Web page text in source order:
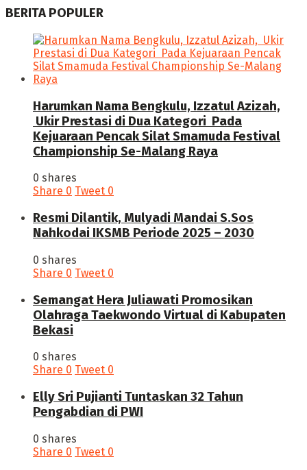
BERITA POPULER
Harumkan Nama Bengkulu, Izzatul Azizah,
Ukir Prestasi di Dua Kategori Pada
Kejuaraan Pencak Silat Smamuda Festival
Championship Se-Malang Raya
0 shares
Share 0 Tweet 0
Resmi Dilantik, Mulyadi Mandai S.Sos
Nahkodai IKSMB Periode 2025 – 2030
0 shares
Share 0 Tweet 0
Semangat Hera Juliawati Promosikan
Olahraga Taekwondo Virtual di Kabupaten
Bekasi
0 shares
Share 0 Tweet 0
Elly Sri Pujianti Tuntaskan 32 Tahun
Pengabdian di PWI
0 shares
Share 0 Tweet 0